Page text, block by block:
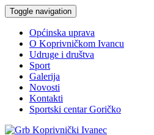
Toggle navigation
Općinska uprava
O Koprivničkom Ivancu
Udruge i društva
Sport
Galerija
Novosti
Kontakti
Sportski centar Goričko